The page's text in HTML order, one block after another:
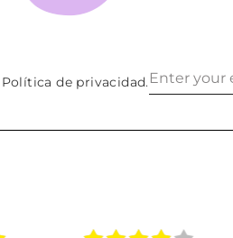
Política de privacidad.